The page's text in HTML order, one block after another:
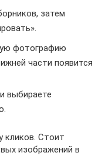
затем
фотографию
части появится
выбираете
кликов. Стоит
изображений в